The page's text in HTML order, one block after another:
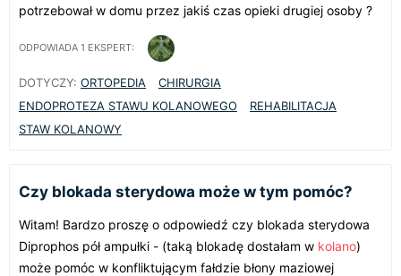
potrzebował w domu przez jakiś czas opieki drugiej osoby ?
ODPOWIADA 1 EKSPERT:
DOTYCZY: ORTOPEDIA
CHIRURGIA
ENDOPROTEZA STAWU KOLANOWEGO
REHABILITACJA
STAW KOLANOWY
Czy blokada sterydowa może w tym pomóc?
Witam! Bardzo proszę o odpowiedź czy blokada sterydowa
Diprophos pół ampułki - (taką blokadę dostałam w kolano)
może pomóc w konfliktującym fałdzie błony maziowej